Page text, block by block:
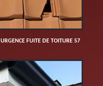
URGENCE FUITE DE TOITURE 57